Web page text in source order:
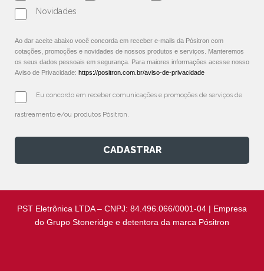
Novidades
Ao dar aceite abaixo você concorda em receber e-mails da Pósitron com
cotações, promoções e novidades de nossos produtos e serviços. Manteremos
os seus dados pessoais em segurança. Para maiores informações acesse nosso
Aviso de Privacidade: https://positron.com.br/aviso-de-privacidade
Eu concordo em receber comunicações e promoções de serviços de
rastreamento e/ou produtos Pósitron.
CADASTRAR
PST Eletrônica LTDA – CNPJ: 84.496.066/0001-04 | Empresa
do Grupo Stoneridge e detentora da marca Pósitron